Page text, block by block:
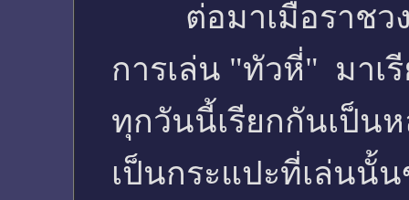
ต่อมาเมื่อราชวง
การเล่น "ทัวหี่" มาเ
ทุกวันนี้เรียกกันเป็น
เป็นกระแปะที่เล่นนั้